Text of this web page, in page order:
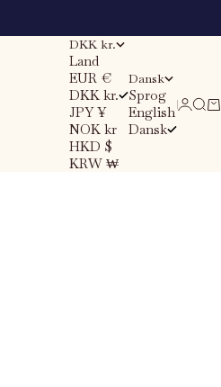
DKK kr.
Land
EUR €
DKK kr.
JPY ¥
NOK kr
HKD $
KRW ₩
Dansk
Sprog
English
Dansk
Log ind
Søg